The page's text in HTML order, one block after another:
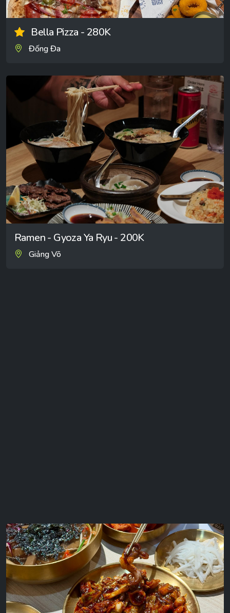
Bella Pizza - 280K
Đống Đa
Ramen - Gyoza Ya Ryu - 200K
Giảng Võ